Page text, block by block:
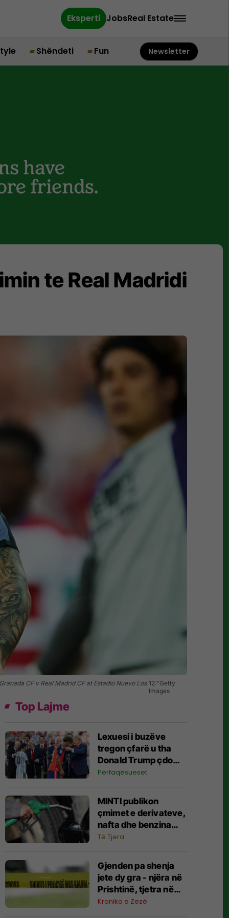
Eksperti JobsReal Estate
Shëndeti Fun Newsletter
te Real Madridi
CF v Real Madrid CF at Estadio Nuevo Los 12:"Getty
Images
Top Lajme
Lexuesi i buzëve
tregon çfarë u tha
Donald Trump çdo
lojtari të Spanjës dhe
finalen e Kupës së
Botës
Përfaqësueset
MINTI publikon
çmimet e derivateve,
nafta dhe benzina
sërish më shtrenjtë
Të Tjera
Gjenden pa shenja
jete dy gra - njëra në
Prishtinë, tjetra në
Prizren
Kronika e Zezë